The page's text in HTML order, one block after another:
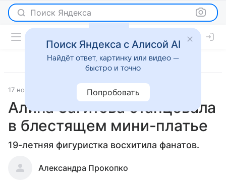
Поиск Яндекса
17 ноября 2021 Светская жизнь
Алина Загитова станцевала
в блестящем мини-платье
19-летняя фигуристка восхитила фанатов.
Александра Прокопко
Поиск Яндекса с Алисой AI
Найдёт ответ, картинку или видео —
быстро и точно
Попробовать